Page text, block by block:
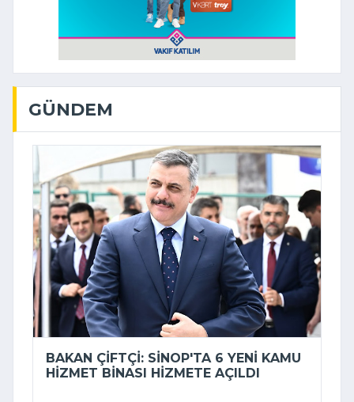
GÜNDEM
BAKAN ÇIFTÇI: SINOP'TA 6 YENI KAMU
HIZMET BINASI HIZMETE AÇILDI